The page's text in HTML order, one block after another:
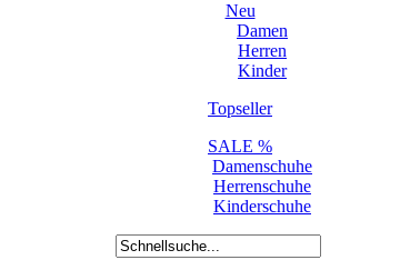
Neu
Damen
Herren
Kinder
Topseller
SALE %
Damenschuhe
Herrenschuhe
Kinderschuhe